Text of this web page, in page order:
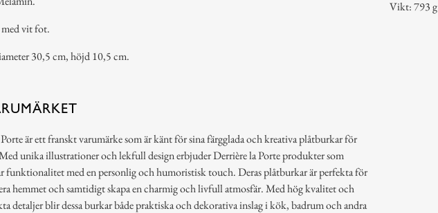
med vit fot.
30,5 cm, höjd 10,5 cm.
Vikt: 793 g
är ett franskt varumärke som är känt för sina färgglada och kreativa plåtburkar för
unika illustrationer och lekfull design erbjuder Derrière la Porte produkter som
funktionalitet med en personlig och humoristisk touch. Deras plåtburkar är perfekta för
hemmet och samtidigt skapa en charmig och livfull atmosfär. Med hög kvalitet och
detaljer blir dessa burkar både praktiska och dekorativa inslag i kök, badrum och andra